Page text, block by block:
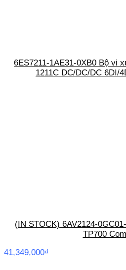
6ES7211-1AE31-0XB0 Bộ vi
1211C DC/DC/DC 6DI/
(IN STOCK) 6AV2124-
TP700
41,349,000₫